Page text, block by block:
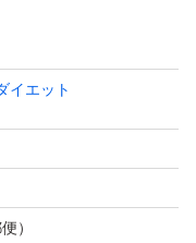
イエット
）